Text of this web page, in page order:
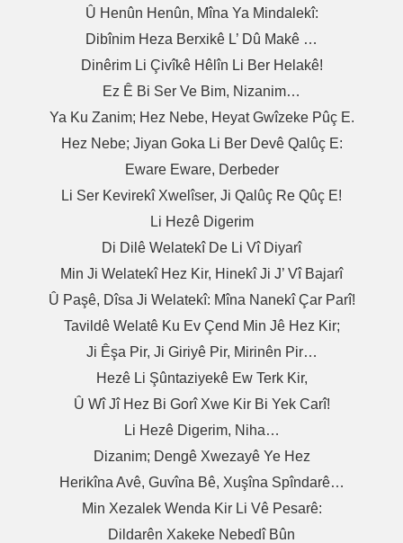
Û Henûn Henûn, Mîna Ya Mindalekî:
Dibînim Heza Berxikê L’ Dû Makê …
Dinêrim Li Çivîkê Hêlîn Li Ber Helakê!
Ez Ê Bi Ser Ve Bim, Nizanim…
Ya Ku Zanim; Hez Nebe, Heyat Gwîzeke Pûç E.
Hez Nebe; Jiyan Goka Li Ber Devê Qalûç E:
Eware Eware, Derbeder
Li Ser Kevirekî Xwelîser, Ji Qalûç Re Qûç E!
Li Hezê Digerim
Di Dilê Welatekî De Li Vî Diyarî
Min Ji Welatekî Hez Kir, Hinekî Ji J’ Vî Bajarî
Û Paşê, Dîsa Ji Welatekî: Mîna Nanekî Çar Parî!
Tavildê Welatê Ku Ev Çend Min Jê Hez Kir;
Ji Êşa Pir, Ji Giriyê Pir, Mirinên Pir…
Hezê Li Şûntaziyekê Ew Terk Kir,
Û Wî Jî Hez Bi Gorî Xwe Kir Bi Yek Carî!
Li Hezê Digerim, Niha…
Dizanim; Dengê Xwezayê Ye Hez
Herikîna Avê, Guvîna Bê, Xuşîna Spîndarê…
Min Xezalek Wenda Kir Li Vê Pesarê:
Dildarên Xakeke Nebedî Bûn